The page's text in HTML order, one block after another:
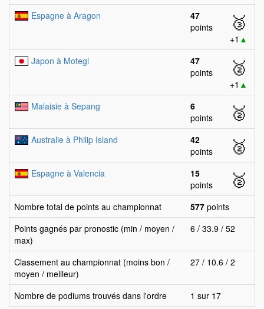
Espagne à Aragon
47
points
🥉
+1 ▲
Japon à Motegi
47
points
🥈
+1 ▲
Malaisie à Sepang
6
points
🥈
Australie à Philip Island
42
points
🥈
Espagne à Valencia
15
points
🥈
Nombre total de points au championnat 577 points
Points gagnés par pronostic (min / moyen /
max)
6 / 33.9 / 52
Classement au championnat (moins bon /
moyen / meilleur)
27 / 10.6 / 2
Nombre de podiums trouvés dans l'ordre 1 sur 17